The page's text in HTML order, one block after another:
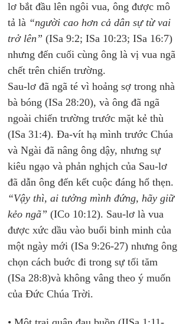
lơ bắt đầu lên ngôi vua, ông được mô
tả là “người cao hơn cả dân sự từ vai
trở lên” (ISa 9:2; ISa 10:23; ISa 16:7)
nhưng đến cuối cùng ông là vị vua ngã
chết trên chiến trường.
Sau-lơ đã ngã té vì hoảng sợ trong nhà
bà bóng (ISa 28:20), và ông đã ngã
ngoài chiến trường trước mặt kẻ thù
(ISa 31:4). Đa-vít hạ mình trước Chúa
và Ngài đã nâng ông dậy, nhưng sự
kiêu ngạo và phản nghịch của Sau-lơ
đã dẫn ông đến kết cuộc đáng hổ thẹn.
“Vậy thì, ai tưởng mình đứng, hãy giữ
kẻo ngã” (ICo 10:12). Sau-lơ là vua
được xức dầu vào buổi binh minh của
một ngày mới (ISa 9:26-27) nhưng ông
chọn cách buớc đi trong sự tối tăm
(ISa 28:8)và không vâng theo ý muốn
của Đức Chúa Trời.